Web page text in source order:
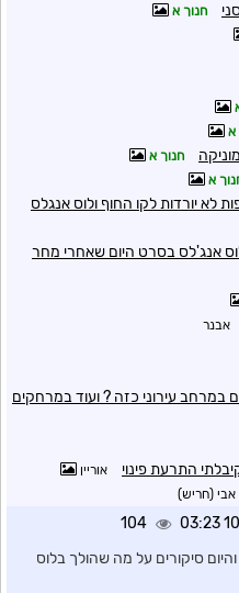
חנוך א
א
חנוך א
א
לא יורדות לקו החוף ולוס אנגלס
אנג'לס בסרט היום שאחרי מחר
אבנר
עירוני כזה ? ועוד במרחקים
התרעת פינוי אוריין
אבי (חריש)
104
והיום סיקורים על מה שהולך בלוס